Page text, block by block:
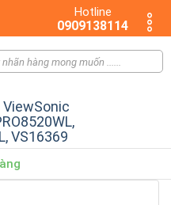
Hotline
0909138114
ViewSonic
VS16369